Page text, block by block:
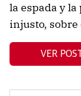
la espada y
injusto, sobre
VER